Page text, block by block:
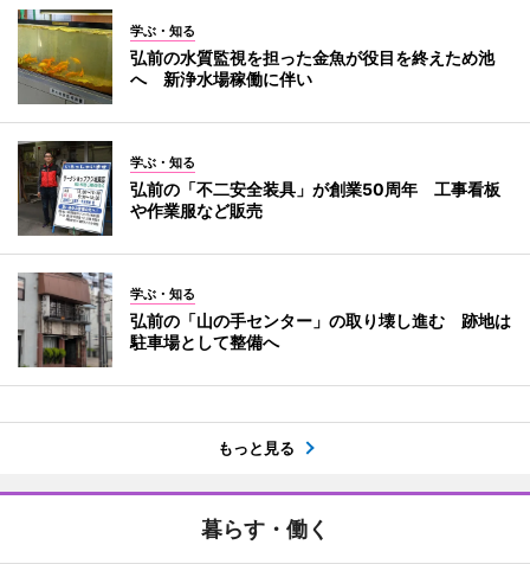
学ぶ・知る
弘前の水質監視を担った金魚が役目を終えため池
へ 新浄水場稼働に伴い
学ぶ・知る
弘前の「不二安全装具」が創業50周年 工事看板
や作業服など販売
学ぶ・知る
弘前の「山の手センター」の取り壊し進む 跡地は
駐車場として整備へ
もっと見る
暮らす・働く